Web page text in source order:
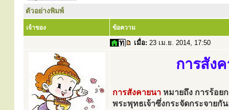
ตัวอย่างพิมพ์
เจ้าของ ข้อความ
เมื่อ: 23 เม.ย. 2014, 17:50
การสัง
การสังคายนา หมายถึง การร้อย
พระพุทธเจ้าซึ่งกระจัดกระจายกั